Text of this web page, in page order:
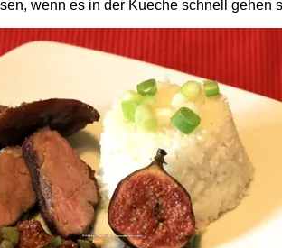
wenn es in der Kueche schnell gehen